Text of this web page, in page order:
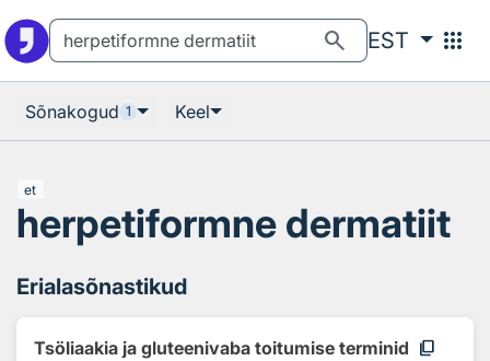
search EST apps
Sõnakogud 1 Keel
et
herpetiformne dermatiit
Erialasõnastikud
Tsöliaakia ja gluteenivaba toitumise terminid content_copy